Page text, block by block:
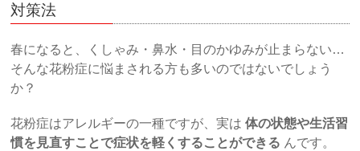
対策法
春になると、くしゃみ・鼻水・目のかゆみが止まらない…
そんな花粉症に悩まされる方も多いのではないでしょう
か？
花粉症はアレルギーの一種ですが、実は体の状態や生活習
慣を見直すことで症状を軽くすることができる んです。